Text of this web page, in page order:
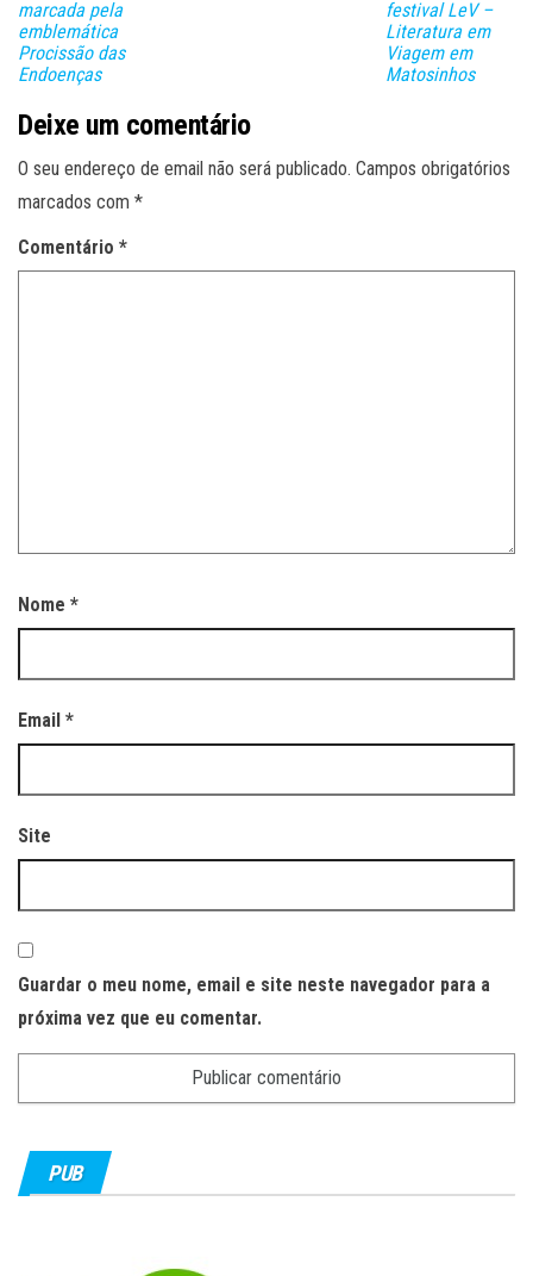
marcada pela
emblemática
Procissão das
Endoenças
festival LeV –
Literatura em
Viagem em
Matosinhos
Deixe um comentário
O seu endereço de email não será publicado. Campos obrigatórios
marcados com *
Comentário *
Nome *
Email *
Site
Guardar o meu nome, email e site neste navegador para a
próxima vez que eu comentar.
PUB